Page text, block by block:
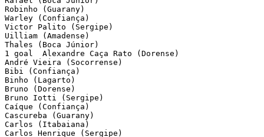
Robinho (Guarany)
Warley (Confiança)
Victor Palito (Sergipe)
Uilliam (Amadense)
Thales (Boca Júnior)
1 goal	Alexandre Caça Rato (Dorense)
André Vieira (Socorrense)
Bibi (Confiança)
Binho (Lagarto)
Bruno (Dorense)
Bruno Iotti (Sergipe)
Caíque (Confiança)
Cascureba (Guarany)
Carlos (Itabaiana)
Carlos Henrique (Sergipe)